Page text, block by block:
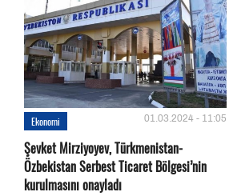
Ekonomi 01.03.2024 - 11:05
Şevket Mirziyoyev, Türkmenistan-
Özbekistan Serbest Ticaret Bölgesi’nin
kurulmasını onayladı